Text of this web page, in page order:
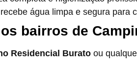
água limpa e segura para
bairros de
Residencial Burato ou